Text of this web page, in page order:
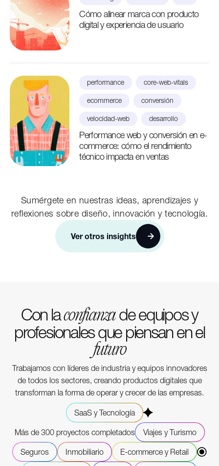
Cómo alinear marca con producto
digital y experiencia de usuario
performance core-web-vitals
ecommerce conversión
velocidad-web desarrollo
Performance web y conversión en e-
commerce: cómo el rendimiento
técnico impacta en ventas
Sumérgete en nuestras ideas, aprendizajes y
reflexiones sobre diseño, innovación y tecnología.
Ver otros insights
Con laconfianzade equipos y
profesionales que piensan en el
futuro
Trabajamos con líderes de industria y equipos innovadores
de todos los sectores, creando productos digitales que
transforman la forma de operar y crecer de las empresas.
SaaS y Tecnología
Más de 300 proyectos completados
Viajes y Turismo
Seguros
Inmobiliario
E-commerce y Retail